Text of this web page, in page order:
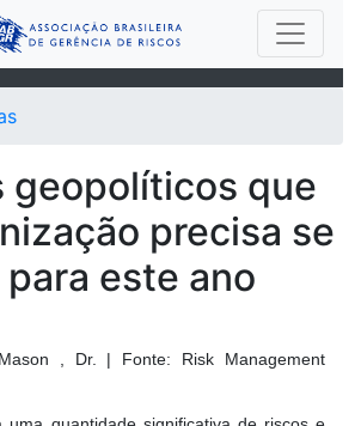
geopolíticos que
precisa se
este ano
, Dr. | Fonte: Risk Management